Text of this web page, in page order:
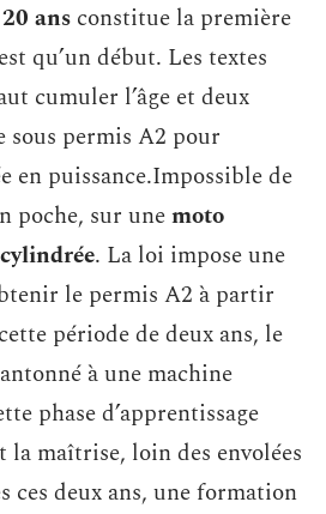
ans constitue la première
qu’un début. Les textes
cumuler l’âge et deux
sous permis A2 pour
en puissance.Impossible de
poche, sur unemoto
. La loi impose une
le permis A2 à partir
période de deux ans, le
à une machine
phase d’apprentissage
la maîtrise, loin des envolées
ces deux ans, une formation